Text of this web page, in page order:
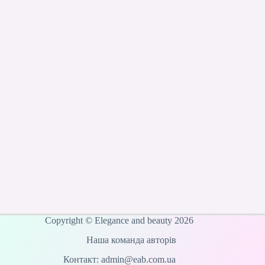
Copyright © Elegance and beauty 2026
Наша команда авторів
Контакт: admin@eab.com.ua